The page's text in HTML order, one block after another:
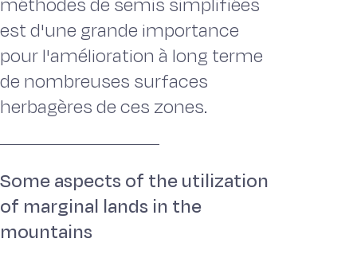
est d'une grande importance
pour l'amélioration à long terme
de nombreuses surfaces
herbagères de ces zones.
Some aspects of the utilization
of marginal lands in the
mountains